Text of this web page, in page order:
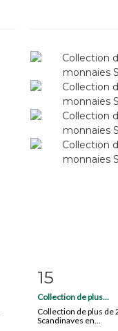
15
Collection de plus...
Collection de plus de
Scandinaves en...